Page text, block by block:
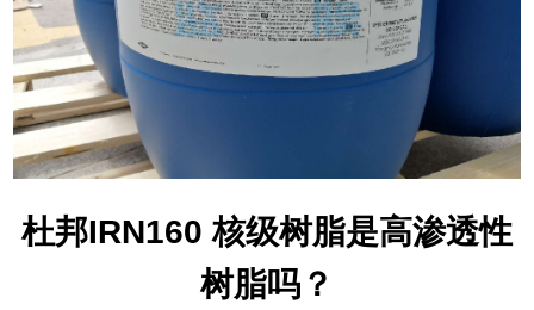
杜邦IRN160 核级树脂是高渗透性
树脂吗？